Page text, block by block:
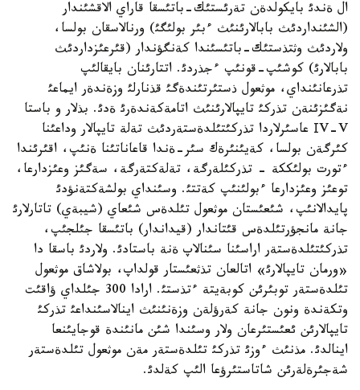
ال ةندئ بايكولدةن تةرئستئك-باتئسقا قاراي الاقشئندار
(الشئنداردئث بابالارئنئث ءبئر بولئگئ) ورنالاسقان بولسا،
ولاردئث وثتذستئك-باتئسئندا كةنگؤندار (قئرعئزداردئث
بابالارئ) كوشئپ-قونئپ ءجذردئ. اتتارئنان بايقالئپ
تذرعانئنداي، موثعول ذستئرتئندةگئ قذنارلئ وزةندةر ايماعئ
نةگئزئنةن تذركئ تايپالارئنئث اتامةكةندةرئ ةدئ. بذلار و باستا
ІV-V عاسئرلاردا تذركئتئلدةستةردئث تةلة تايپالار وداعئنا
كئرگةن بولسا، كةيئنئرةك سئر-ةندا قاعاناتئنا ةنئپ، اقئرئندا
ءتورت بولئككة - تذركئلةرگة، تةلةكتةرگة، سةگئز وعئزدارعا،
توعئز وعئزدارعا ءبولئنئپ كةتتئ. وسئنداي بولشةكتةنؤدئ
پايدالانئپ، شئعئستان موثعول تئلدةس شئعاي (شيبةي) تاتارلارئ
جانة مانجؤرتئلدةس قئتاندار (قيداندار) باتئسقا جئلجئپ،
تذركئتئلدةستةر اراسئنا سئنالاپ ةنة باستادئ. ولاردئ باسقا دا
«ورمان تايپالارئ» اتالعان تذثعئستار قولداپ، بولاشاق موثعول
تئلدةستةر توبئرئن كوبةيتة ءتذستئ. ارادا 300 جئلداي ؤاقئت
وتكةندة ونون جانة كةرؤلةن وزةنئنئث اينالاسئنداعئ تذركئ
تايپالارئن ئعئستئرعان ولار وسئندا شئن مانئندة قوجايئنعا
اينالدئ. مذنئث ءوزئ تذركئ تئلدةستةر مةن موثعول تئلدةستةر
شةجئرةلةرئن شاتاستئرؤعا الئپ كةلدئ.